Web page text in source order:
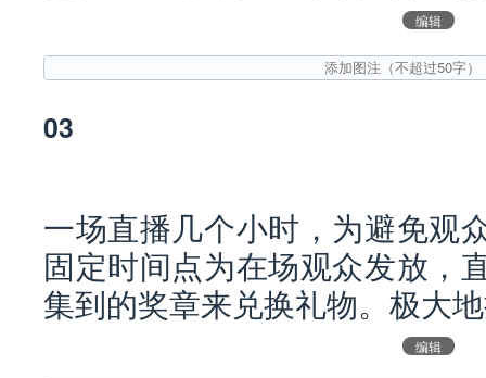
编辑
03
一场直播几个小时，为避免观
固定时间点为在场观众发放，
集到的奖章来兑换礼物。极大
编辑